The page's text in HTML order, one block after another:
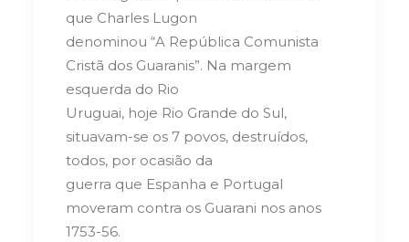
que Charles Lugon
denominou “A República Comunista
Cristã dos Guaranis”. Na margem
esquerda do Rio
Uruguai, hoje Rio Grande do Sul,
situavam-se os 7 povos, destruídos,
todos, por ocasião da
guerra que Espanha e Portugal
moveram contra os Guarani nos anos
1753-56.